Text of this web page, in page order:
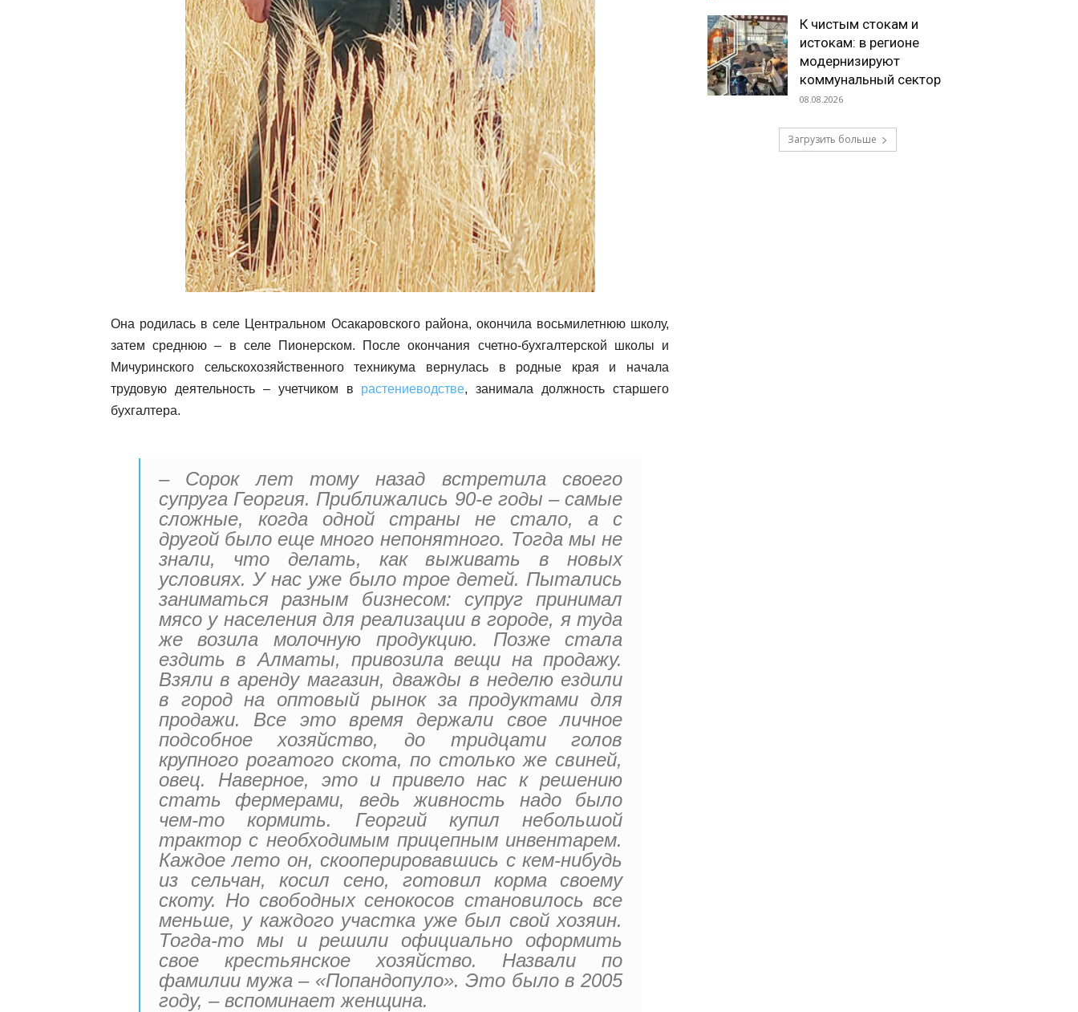
Она родилась в селе Центральном Осакаровского района, окончила восьмилетнюю школу,
затем среднюю – в селе Пионерском. После окончания счетно-бухгалтерской школы и
Мичуринского сельскохозяйственного техникума вернулась в родные края и начала
трудовую деятельность – учетчиком в растениеводстве, занимала должность старшего
бухгалтера.
– Сорок лет тому назад встретила своего
супруга Георгия. Приближались 90-е годы – самые
сложные, когда одной страны не стало, а с
другой было еще много непонятного. Тогда мы не
знали, что делать, как выживать в новых
условиях. У нас уже было трое детей. Пытались
заниматься разным бизнесом: супруг принимал
мясо у населения для реализации в городе, я туда
же возила молочную продукцию. Позже стала
ездить в Алматы, привозила вещи на продажу.
Взяли в аренду магазин, дважды в неделю ездили
в город на оптовый рынок за продуктами для
продажи. Все это время держали свое личное
подсобное хозяйство, до тридцати голов
крупного рогатого скота, по столько же свиней,
овец. Наверное, это и привело нас к решению
стать фермерами, ведь живность надо было
чем-то кормить. Георгий купил небольшой
трактор с необходимым прицепным инвентарем.
Каждое лето он, скооперировавшись с кем-нибудь
из сельчан, косил сено, готовил корма своему
скоту. Но свободных сенокосов становилось все
меньше, у каждого участка уже был свой хозяин.
Тогда-то мы и решили официально оформить
свое крестьянское хозяйство. Назвали по
фамилии мужа – «Попандопуло». Это было в 2005
году, – вспоминает женщина.
К чистым стокам и
истокам: в регионе
модернизируют
коммунальный сектор
08.08.2026
Загрузить больше